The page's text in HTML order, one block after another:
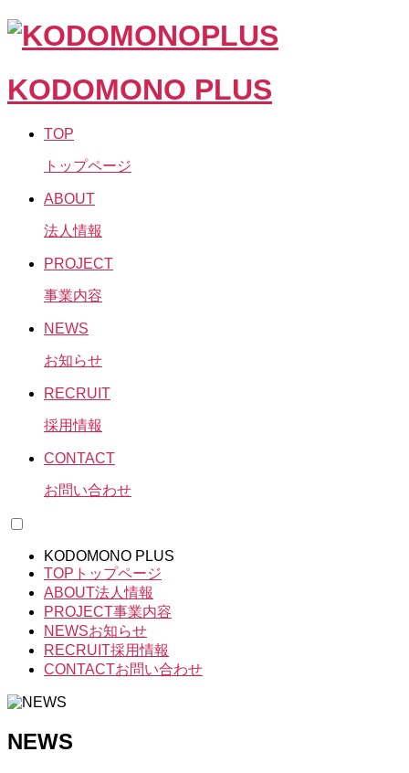
KODOMONO PLUS
TOP
トップページ
ABOUT
法人情報
PROJECT
事業内容
NEWS
お知らせ
RECRUIT
採用情報
CONTACT
お問い合わせ
KODOMONO PLUS
TOP トップページ
ABOUT法人情報
PROJECT事業内容
NEWSお知らせ
RECRUIT採用情報
CONTACTお問い合わせ
NEWS